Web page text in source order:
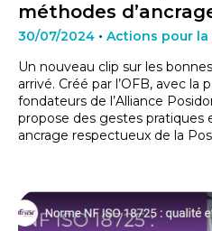
méthodes
30/07/2024 • Actions pour
Un nouveau clip sur les
arrivé. Créé par l’OFB, avec
fondateurs de l’Alliance
propose des gestes pratiques
ancrage respectueux de la